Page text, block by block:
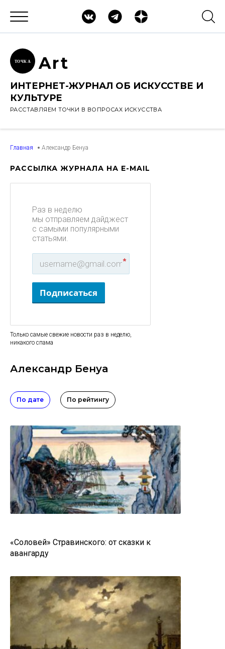
ТОЧК А Art
ИНТЕРНЕТ-ЖУРНАЛ ОБ ИСКУССТВЕ И
КУЛЬТУРЕ
РАССТАВЛЯЕМ ТОЧКИ В ВОПРОСАХ ИСКУССТВА
Главная Александр Бенуа
РАССЫЛКА ЖУРНАЛА НА E-MAIL
Раз в неделю
мы отправляем дайджест
с самыми популярными
статьями.
*
Подписаться
Только самые свежие новости раз в неделю,
никакого спама
Александр Бенуа
По дате По рейтингу
«Соловей» Стравинского: от сказки к
авангарду